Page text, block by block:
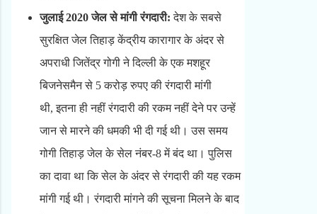
जुलाई 2020 जेल से मांगी रंगदारी: देश के सबसे
सुरक्षित जेल तिहाड़ केंद्रीय कारागार के अंदर से
अपराधी जितेंद्र गोगी ने दिल्ली के एक मशहूर
बिजनेसमैन से 5 करोड़ रुपए की रंगदारी मांगी
थी, इतना ही नहीं रंगदारी की रकम नहीं देने पर उन्हें
जान से मारने की धमकी भी दी गई थी। उस समय
गोगी तिहाड़ जेल के सेल नंबर-8 में बंद था। पुलिस
का दावा था कि सेल के अंदर से रंगदारी की यह रकम
मांगी गई थी। रंगदारी मांगने की सूचना मिलने के बाद